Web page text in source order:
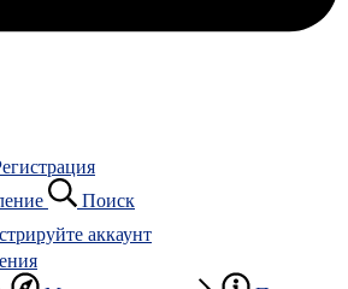
Поиск
аккаунт